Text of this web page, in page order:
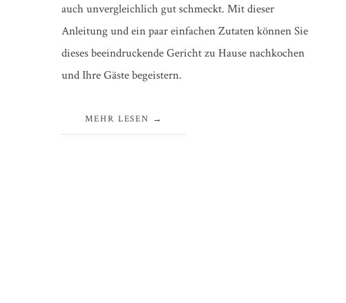
auch unvergleichlich gut schmeckt. Mit dieser
Anleitung und ein paar einfachen Zutaten können Sie
dieses beeindruckende Gericht zu Hause nachkochen
und Ihre Gäste begeistern.
MEHR LESEN